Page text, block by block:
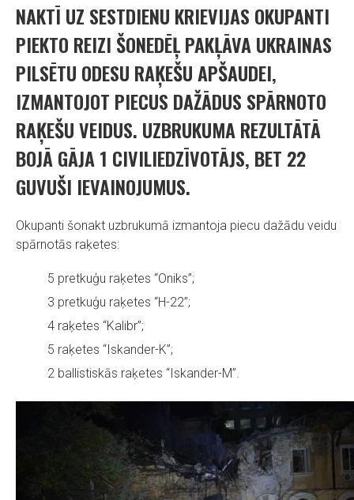
NAKTĪ UZ SESTDIENU KRIEVIJAS OKUPANTI
PIEKTO REIZI ŠONEDĒĻ PAKĻĀVA UKRAINAS
PILSĒTU ODESU RAĶEŠU APŠAUDEI,
IZMANTOJOT PIECUS DAŽĀDUS SPĀRNOTO
RAĶEŠU VEIDUS. UZBRUKUMA REZULTĀTĀ
BOJĀ GĀJA 1 CIVILIEDZĪVOTĀJS, BET 22
GUVUŠI IEVAINOJUMUS.
Okupanti šonakt uzbrukumā izmantoja piecu dažādu veidu
spārnotās raķetes:
5 pretkuģu raķetes “Oniks”;
3 pretkuģu raķetes “H-22”;
4 raķetes “Kalibr”;
5 raķetes “Iskander-K”;
2 ballistiskās raķetes “Iskander-M”.